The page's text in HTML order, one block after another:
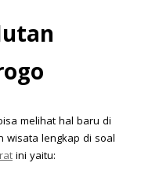
melihat hal baru di
wisata lengkap di soal
ini yaitu: